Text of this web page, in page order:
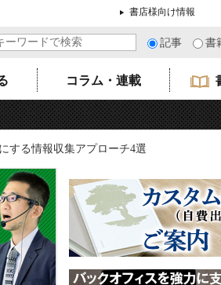
書店様向け情報
記事 書
コラム・連載
する情報収集アプローチ4選